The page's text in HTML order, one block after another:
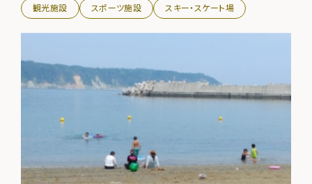
観光施設 スポーツ施設 スキー・スケート場